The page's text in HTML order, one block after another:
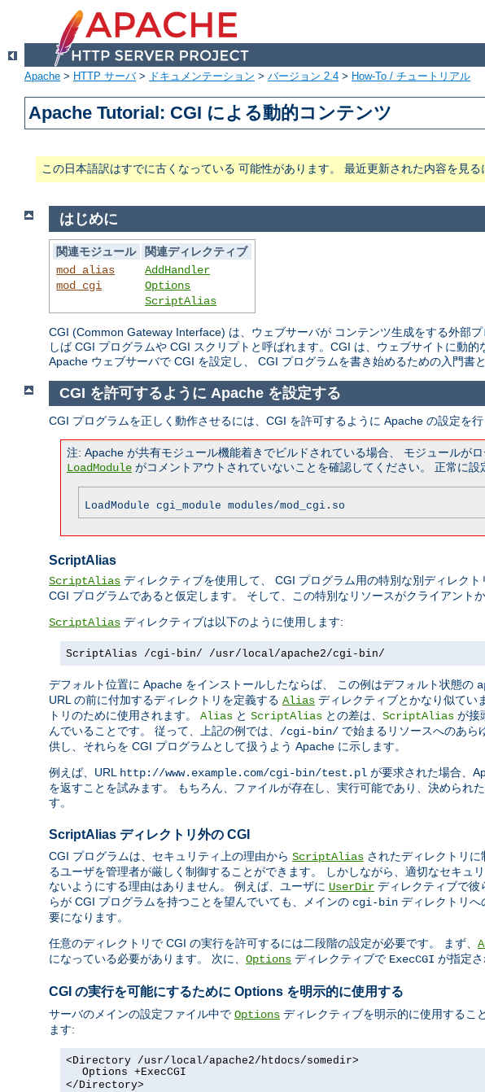
Apache > HTTP サーバ> ドキュメンテーション > バージョン 2.4 > How-To / チュートリアル
Apache Tutorial: CGI による動的コンテンツ
この日本語訳はすでに古くなっている 可能性があります。 最近更新された内容を見る
はじめに
関連モジュール
関連ディレクティブ
mod_alias
mod_cgi
AddHandler
Options
ScriptAlias
CGI (Common Gateway Interface) は、ウェブサーバが コンテンツ生成をする外部
しば CGI プログラムや CGI スクリプトと呼ばれます。CGI は、ウェブサイトに動
Apache ウェブサーバで CGI を設定し、 CGI プログラムを書き始めるための入門書と
CGI を許可するように Apache を設定する
CGI プログラムを正しく動作させるには、CGI を許可するように Apache の設定を
注: Apache が共有モジュール機能着きでビルドされている場合、 モジュールが
LoadModule がコメントアウトされていないことを確認してください。 正常に
LoadModule cgi_module modules/mod_cgi.so
ScriptAlias
ScriptAlias ディレクティブを使用して、 CGI プログラム用の特別な別ディレク
CGI プログラムであると仮定します。 そして、この特別なリソースがクライアント
ScriptAlias ディレクティブは以下のように使用します:
ScriptAlias /cgi-bin/ /usr/local/apache2/cgi-bin/
デフォルト位置に Apache をインストールしたならば、 この例はデフォルト状態の
URL の前に付加するディレクトリを定義する Alias ディレクティブとかなり似てい
トリのために使用されます。 Alias と ScriptAlias との差は、 ScriptAlias が接
んでいることです。 従って、上記の例では、 /cgi-bin/ で始まるリソースへのあら
供し、それらを CGI プログラムとして扱うよう Apache に示します。
例えば、URL http://www.example.com/cgi-bin/test.pl が要求された場合、
を返すことを試みます。 もちろん、ファイルが存在し、実行可能であり、決めら
す。
ScriptAlias ディレクトリ外の CGI
CGI プログラムは、セキュリティ上の理由から ScriptAlias されたディレクトリ
るユーザを管理者が厳しく制御することができます。 しかしながら、適切なセキ
ないようにする理由はありません。 例えば、ユーザに UserDir ディレクティブで彼
らが CGI プログラムを持つことを望んでいても、メインの cgi-bin ディレクトリへ
要になります。
任意のディレクトリで CGI の実行を許可するには二段階の設定が必要です。 まず、
になっている必要があります。 次に、 Options ディレクティブで ExecCGI が指定さ
CGI の実行を可能にするために Options を明示的に使用する
サーバのメインの設定ファイル中で Options ディレクティブを明示的に使用するこ
ます:
<Directory /usr/local/apache2/htdocs/somedir>
Options +ExecCGI
</Directory>